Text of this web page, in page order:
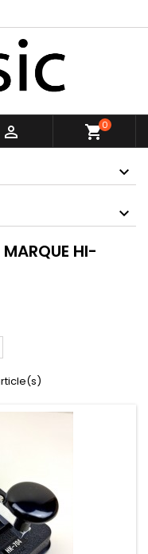
 shopping_cart0
MARQUE HI-